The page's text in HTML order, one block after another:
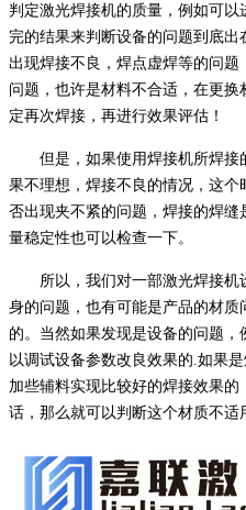
判定激光焊接机的质量，例如可
完的结果来判断设备的问题到底
出现焊接不良，焊点虚焊等的问
问题，也许是材料不合适，在更
定再次焊接，再进行效果评估！
但是，如果使用焊接机所焊接
果不理想，焊接不良的情况，这
否出现夹不紧的问题，焊接的焊
量稳定性也可以检查一下。
所以，我们对一部激光焊接机
身的问题，也有可能是产品的材
的。当然如果发现是设备的问题
以调试设备参数改良效果的.如果
加些辅料实现比较好的焊接效果
话，那么就可以判断这个材质不适